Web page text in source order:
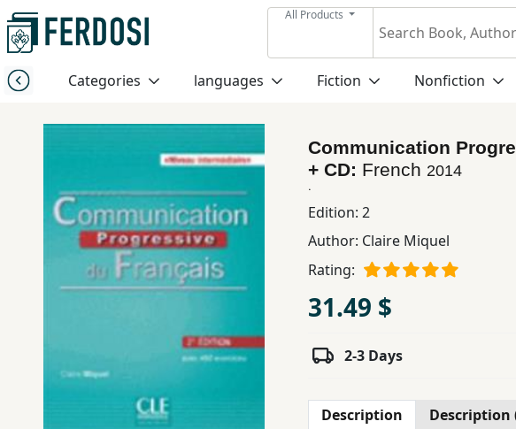
All Products
Categories languages Fiction Nonfiction
Menu
Category
Fiction
Nonfiction
Communication
+ CD: French 2014
.
Edition: 2
Author: Claire Miquel
Rating:
31.49 $
2-3 Days
Description Description